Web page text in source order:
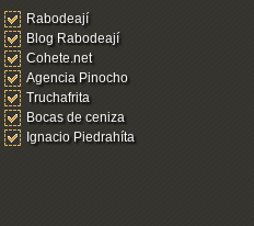
Rabodeají
Blog Rabodeají
Cohete.net
Agencia Pinocho
Truchafrita
Bocas de ceniza
Ignacio Piedrahíta